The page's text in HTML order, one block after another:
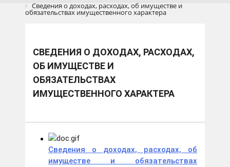
Сведения о доходах, расходах, об имуществе и
обязательствах имущественного характера
СВЕДЕНИЯ О ДОХОДАХ, РАСХОДАХ,
ОБ ИМУЩЕСТВЕ И
ОБЯЗАТЕЛЬСТВАХ
ИМУЩЕСТВЕННОГО ХАРАКТЕРА
Cведения о доходах, расходах, об
имуществе и обязательствах